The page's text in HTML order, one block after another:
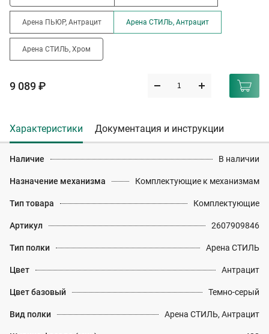
Арена ПЬЮР, Антрацит Арена СТИЛЬ, Антрацит
Арена СТИЛЬ, Хром
9 089 ₽
Характеристики Документация и инструкции
Наличие В наличии
Назначение механизма Комплектующие к механизмам
Тип товара Комплектующие
Артикул 2607909846
Тип полки Арена СТИЛЬ
Цвет Антрацит
Цвет базовый Темно-серый
Вид полки Арена СТИЛЬ, Антрацит